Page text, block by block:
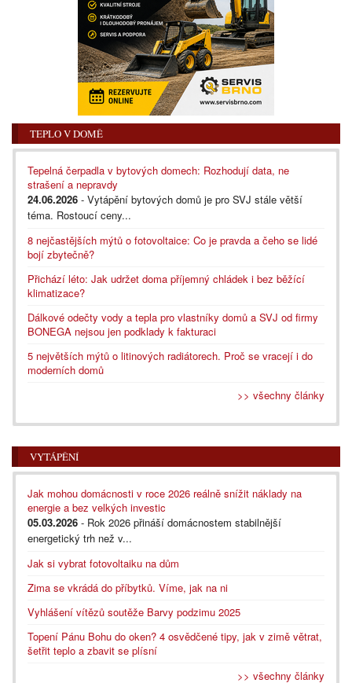
TEPLO V DOMĚ
Tepelná čerpadla v bytových domech: Rozhodují data, ne
strašení a nepravdy
24.06.2026 - Vytápění bytových domů je pro SVJ stále větší
téma. Rostoucí ceny...
8 nejčastějších mýtů o fotovoltaice: Co je pravda a čeho se lidé
bojí zbytečně?
Přichází léto: Jak udržet doma příjemný chládek i bez běžící
klimatizace?
Dálkové odečty vody a tepla pro vlastníky domů a SVJ od firmy
BONEGA nejsou jen podklady k fakturaci
5 největších mýtů o litinových radiátorech. Proč se vracejí i do
moderních domů
>> všechny články
VYTÁPĚNÍ
Jak mohou domácnosti v roce 2026 reálně snížit náklady na
energie a bez velkých investic
05.03.2026 - Rok 2026 přináší domácnostem stabilnější
energetický trh než v...
Jak si vybrat fotovoltaiku na dům
Zima se vkrádá do příbytků. Víme, jak na ni
Vyhlášení vítězů soutěže Barvy podzimu 2025
Topení Pánu Bohu do oken? 4 osvědčené tipy, jak v zimě větrat,
šetřit teplo a zbavit se plísní
>> všechny články